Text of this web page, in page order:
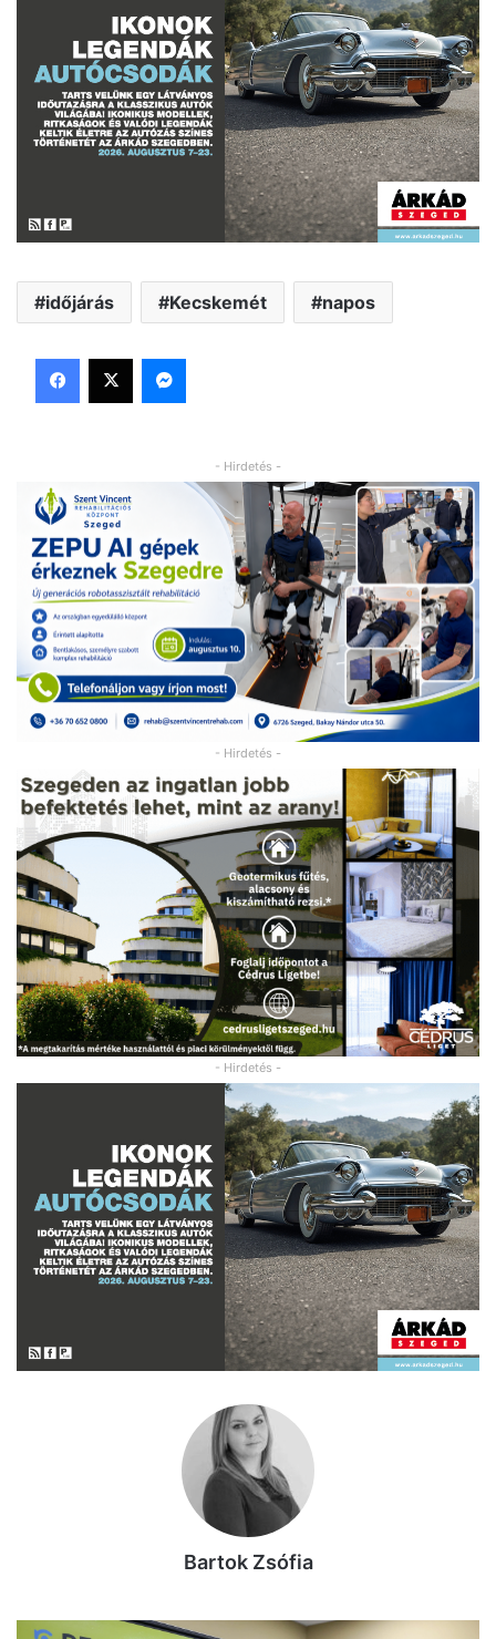
időjárás Kecskemét napos
Facebook
X Messenger
- Hirdetés -
- Hirdetés -
- Hirdetés -
Bartok Zsófia